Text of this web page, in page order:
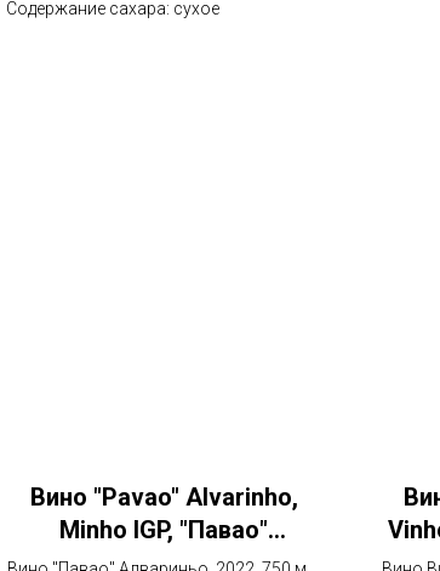
Содержание сахара: сухое
Вино "Pavao" Alvarinho,
Minho IGP, "Павао"
Алвариньо